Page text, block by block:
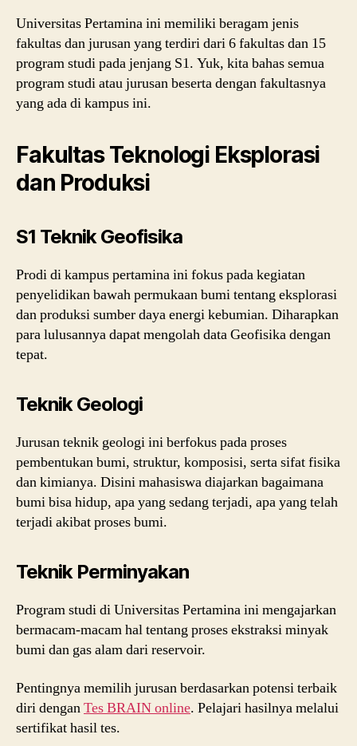
Universitas Pertamina ini memiliki beragam jenis
fakultas dan jurusan yang terdiri dari 6 fakultas dan 15
program studi pada jenjang S1. Yuk, kita bahas semua
program studi atau jurusan beserta dengan fakultasnya
yang ada di kampus ini.
Fakultas Teknologi Eksplorasi
dan Produksi
S1 Teknik Geofisika
Prodi di kampus pertamina ini fokus pada kegiatan
penyelidikan bawah permukaan bumi tentang eksplorasi
dan produksi sumber daya energi kebumian. Diharapkan
para lulusannya dapat mengolah data Geofisika dengan
tepat.
Teknik Geologi
Jurusan teknik geologi ini berfokus pada proses
pembentukan bumi, struktur, komposisi, serta sifat fisika
dan kimianya. Disini mahasiswa diajarkan bagaimana
bumi bisa hidup, apa yang sedang terjadi, apa yang telah
terjadi akibat proses bumi.
Teknik Perminyakan
Program studi di Universitas Pertamina ini mengajarkan
bermacam-macam hal tentang proses ekstraksi minyak
bumi dan gas alam dari reservoir.
Pentingnya memilih jurusan berdasarkan potensi terbaik
diri denganTes BRAIN online. Pelajari hasilnya melalui
sertifikat hasil tes.